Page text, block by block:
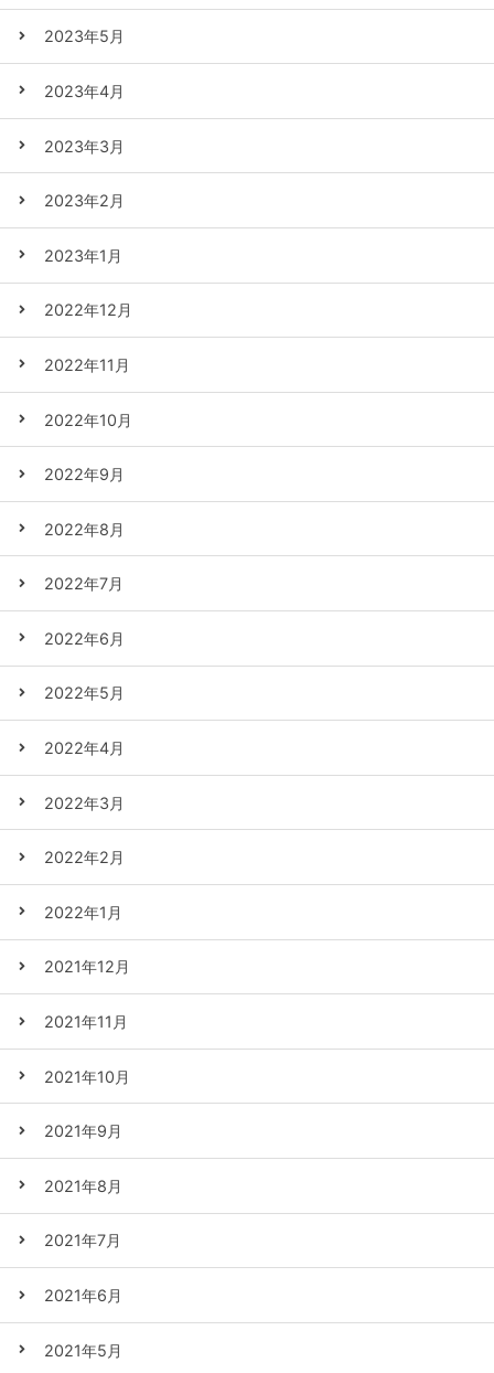
2023年5月
2023年4月
2023年3月
2023年2月
2023年1月
2022年12月
2022年11月
2022年10月
2022年9月
2022年8月
2022年7月
2022年6月
2022年5月
2022年4月
2022年3月
2022年2月
2022年1月
2021年12月
2021年11月
2021年10月
2021年9月
2021年8月
2021年7月
2021年6月
2021年5月